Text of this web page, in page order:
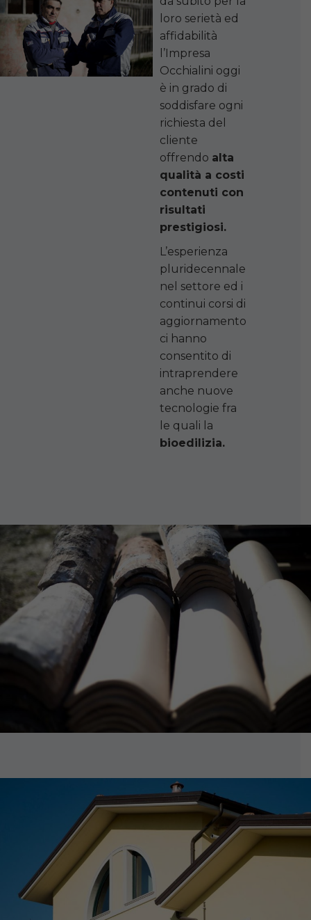
loro serietà ed
affidabilità
l’Impresa
Occhialini oggi
è in grado di
soddisfare ogni
richiesta del
cliente
offrendo alta
qualità a costi
contenuti con
risultati
prestigiosi.
L’esperienza
pluridecennale
nel settore ed i
continui corsi di
aggiornamento
ci hanno
consentito di
intraprendere
anche nuove
tecnologie fra
le quali la
bioedilizia.